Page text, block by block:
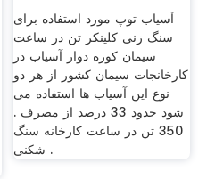
آسیاب توپ مورد استفاده برای
سنگ زنی کلینکر تن در ساعت
سیمان کوره دوار آسیاب در
کارخانجات سیمان کشور از هر دو
نوع این آسیاب ها استفاده می
شود حدود 33 درصد از مصرف .
350 تن در ساعت کارخانه سنگ
شکنی .